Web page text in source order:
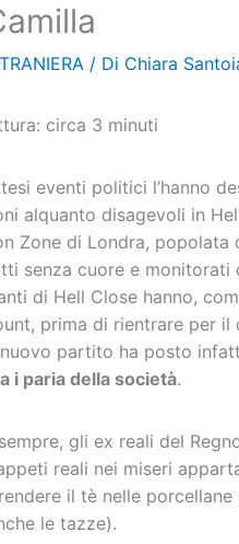
/ Di Chiara
circa 3 minuti
eventi politici l’hanno
alquanto disagevoli in
Zone di Londra,
senza cuore e monitorati
di Hell Close hanno,
prima di rientrare per il
partito ha posto
i paria della società.
gli ex reali del
reali nei miseri
il tè nelle
le tazze).